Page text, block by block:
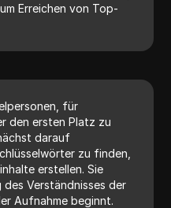
Erreichen von Top-
für
den ersten Platz zu
darauf
zu finden,
erstellen. Sie
Verständnisses der
Aufnahme beginnt.